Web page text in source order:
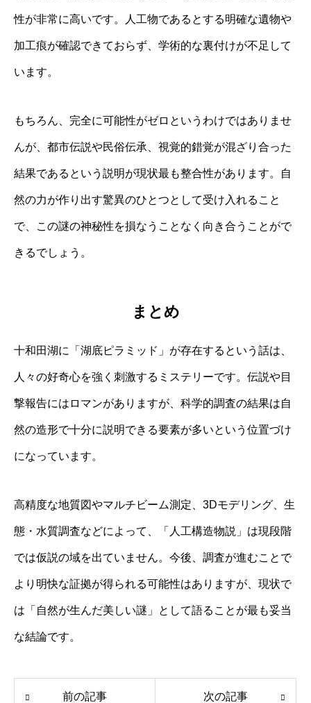
性が非常に高いです。人工物であるとする明確な遺物や
加工痕が確認できておらず、学術的な裏付けが不足して
います。
もちろん、完全に可能性がゼロというわけではありませ
んが、都市伝説や民俗伝承、視覚的錯覚が混ざり合った
結果であるという説明が現状最も整合性があります。自
然の力が作り出す驚異のひとつとして受け入れること
で、この謎の神秘性を損なうことなく向き合うことがで
きるでしょう。
まとめ
十和田湖に「湖底ピラミッド」が存在するという話は、
人々の好奇心を強く刺激するミステリーです。伝説や目
撃報告にはロマンがありますが、科学的調査の結果は自
然の造形で十分に説明できる要素が多いという位置づけ
になっています。
高精度な地質図やマルチビーム測定、3Dモデリング、生
態・水質調査などによって、「人工構造物説」は現段階
では仮説の域を出ていません。今後、調査が進むことで
より明快な証拠が得られる可能性はありますが、現状で
は「自然が生んだ美しい謎」として語ることが最も妥当
な結論です。
前の記事 次の記事